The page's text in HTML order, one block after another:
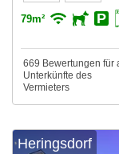
79m²
669 Bewertungen für
Unterkünfte des
Vermieters
Heringsdorf